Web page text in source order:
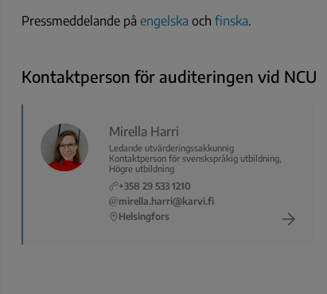
Pressmeddelande på engelska och finska.
Kontaktperson för auditeringen vid NCU
Mirella Harri
Ledande utvärderingssakkunnig
Kontaktperson för svenskspråkig utbildning,
Högre utbildning
+358 29 533 1210
mirella.harri@karvi.fi
Helsingfors